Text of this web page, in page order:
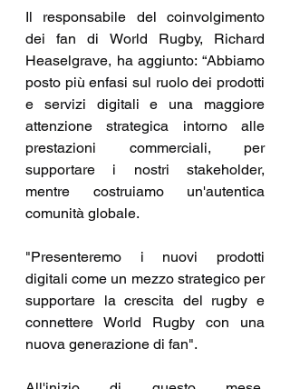
Il responsabile del coinvolgimento
dei fan di World Rugby, Richard
Heaselgrave, ha aggiunto: “Abbiamo
posto più enfasi sul ruolo dei prodotti
e servizi digitali e una maggiore
attenzione strategica intorno alle
prestazioni commerciali, per
supportare i nostri stakeholder,
mentre costruiamo un'autentica
comunità globale.
"Presenteremo i nuovi prodotti
digitali come un mezzo strategico per
supportare la crescita del rugby e
connettere World Rugby con una
nuova generazione di fan".